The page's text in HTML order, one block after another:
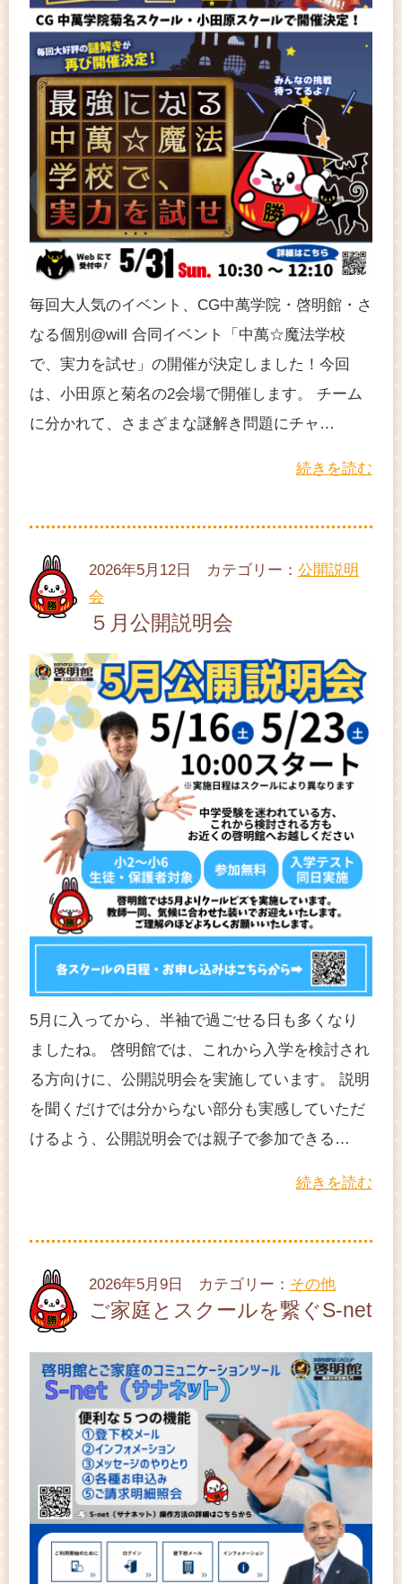
毎回大人気のイベント、CG中萬学院・啓明館・さ
なる個別@will 合同イベント「中萬☆魔法学校
で、実力を試せ」の開催が決定しました！今回
は、小田原と菊名の2会場で開催します。 チーム
に分かれて、さまざまな謎解き問題にチャ…
続きを読む
2026年5月12日 カテゴリー： 公開説明
会
５月公開説明会
5月に入ってから、半袖で過ごせる日も多くなり
ましたね。 啓明館では、これから入学を検討され
る方向けに、公開説明会を実施しています。 説明
を聞くだけでは分からない部分も実感していただ
けるよう、公開説明会では親子で参加できる…
続きを読む
2026年5月9日 カテゴリー： その他
ご家庭とスクールを繋ぐS-net